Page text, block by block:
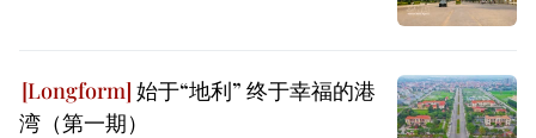
始于“地利” 终于幸福的港
湾（第一期）